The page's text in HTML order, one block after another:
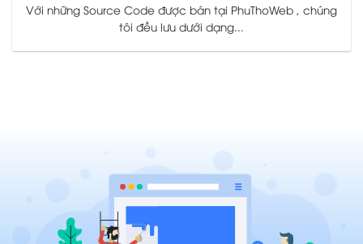
Với những Source Code được bán tại PhuThoWeb , chúng
tôi đều lưu dưới dạng...